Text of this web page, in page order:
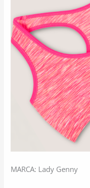
MARCA: Lady Genny